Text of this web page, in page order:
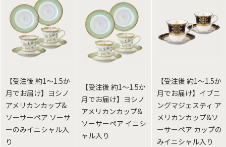
【受注後 約1～1.5か
月でお届け】ヨシノ
アメリカンカップ&
ソーサーペア ソーサ
ーのみイニシャル入
り
【受注後 約1～1.5か
月でお届け】ヨシノ
アメリカンカップ&
ソーサーペア イニシ
ャル入り
【受注後 約1～1.5か
月でお届け】イブニ
ングマジェスティ ア
メリカンカップ&ソ
ーサーペア カップの
みイニシャル入り